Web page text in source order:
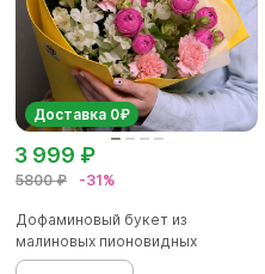
Доставка 0₽
5800 ₽ -31%
3 999 ₽
Дофаминовый букет из
малиновых пионовидных
кустовых роз...